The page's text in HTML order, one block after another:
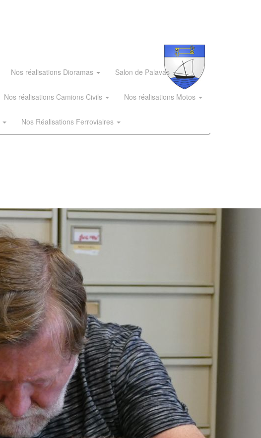
Nos réalisations Dioramas Salon de Palavas
Nos réalisations Camions Civils Nos réalisations Motos
Nos Réalisations Ferroviaires